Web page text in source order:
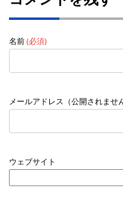
名前(必須)
メールアドレス（公開されませ
ウェブサイト